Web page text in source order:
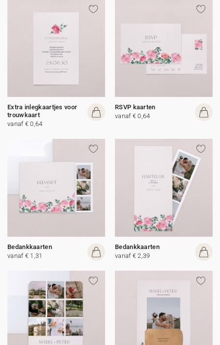
Extra inlegkaartjes voor
trouwkaart
vanaf € 0,64
RSVP kaarten
vanaf € 0,64
Bedankkaarten
vanaf € 1,31
Bedankkaarten
vanaf € 2,39